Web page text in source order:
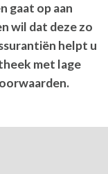
gaat op aan
wil dat deze zo
helpt u
met lage